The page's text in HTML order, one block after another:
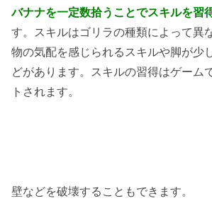
バナナを一定数拾うことでスキルを習
す。スキルはゴリラの種類によって異
物の気配を感じられるスキルや脚が少
どがあります。スキルの習得はゲーム
トされます。
壁などを破壊することもできます。